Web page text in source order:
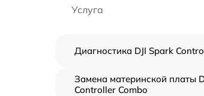
Услуга
Диагностика DJI Spark
Замена материнской платы
Controller Combo